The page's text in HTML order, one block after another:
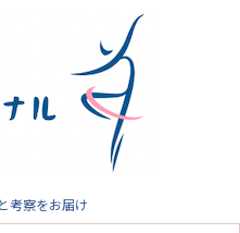
考察をお届け